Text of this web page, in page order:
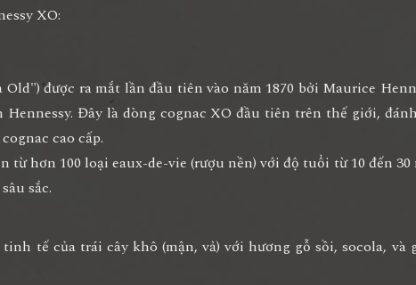
XO:
được ra mắt lần đầu tiên vào năm 1870 bởi Maurice
Đây là dòng cognac XO đầu tiên trên thế giới,
cao cấp.
từ hơn 100 loại eaux-de-vie (rượu nền) với độ tuổi từ 10 đến 30
sắc.
tế của trái cây khô (mận, vả) với hương gỗ sồi, socola, và